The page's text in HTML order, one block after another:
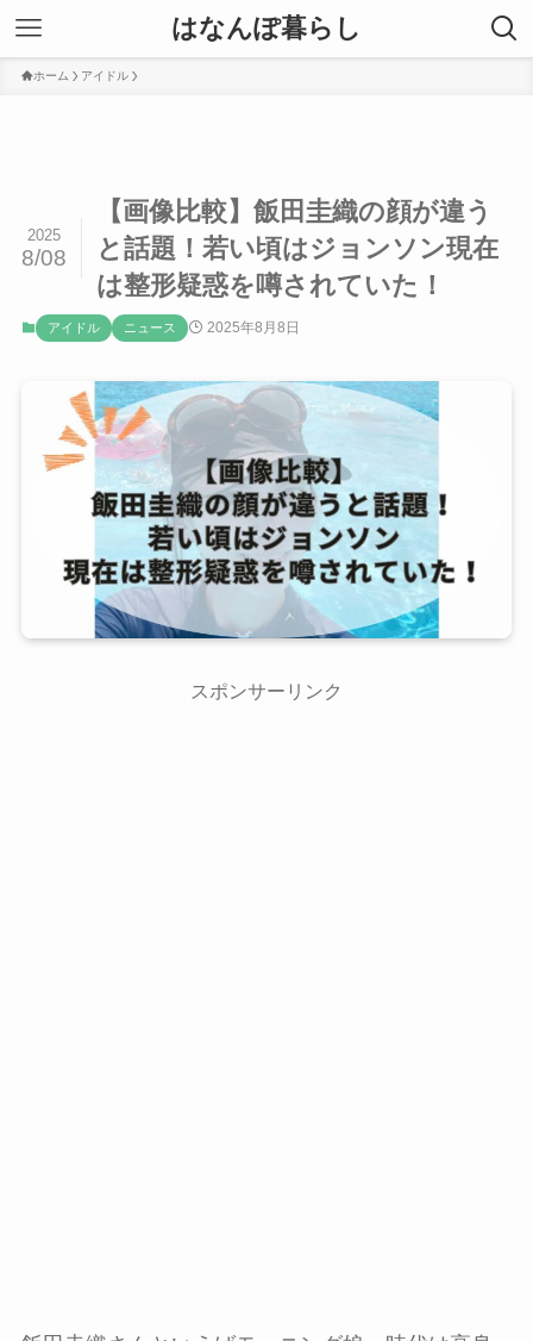
はなんぽ暮らし
ホーム アイドル
【画像比較】飯田圭織の顔が違う
と話題！若い頃はジョンソン現在
は整形疑惑を噂されていた！
2025
8/08
アイドル ニュース 2025年8月8日
スポンサーリンク